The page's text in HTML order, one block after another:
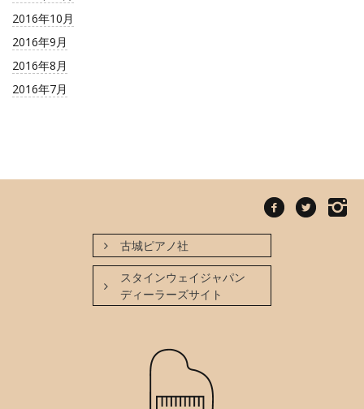
2016年10月
2016年9月
2016年8月
2016年7月
古城ピアノ社
スタインウェイジャパン
ディーラーズサイト